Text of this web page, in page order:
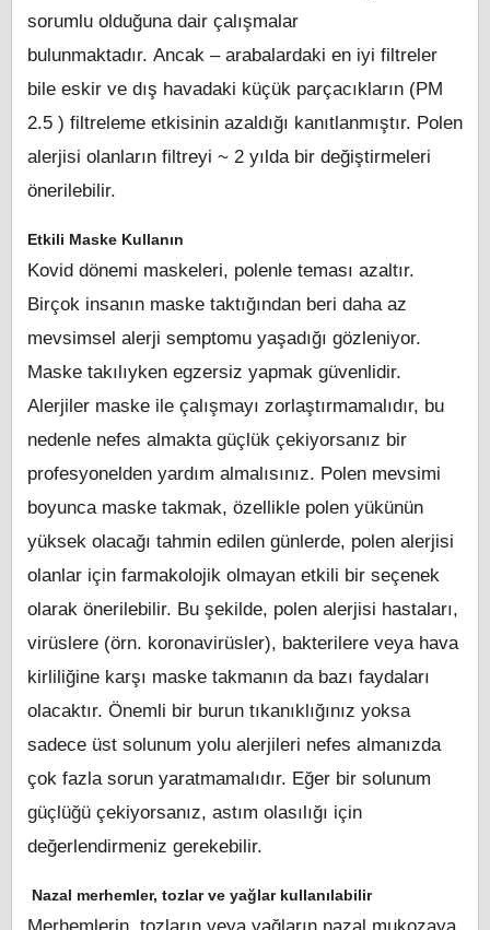
sorumlu olduğuna dair çalışmalar
bulunmaktadır. Ancak – arabalardaki en iyi filtreler
bile eskir ve dış havadaki küçük parçacıkların (PM
2.5 ) filtreleme etkisinin azaldığı kanıtlanmıştır. Polen
alerjisi olanların filtreyi ~ 2 yılda bir değiştirmeleri
önerilebilir.
Etkili Maske Kullanın
Kovid dönemi maskeleri, polenle teması azaltır.
Birçok insanın maske taktığından beri daha az
mevsimsel alerji semptomu yaşadığı gözleniyor.
Maske takılıyken egzersiz yapmak güvenlidir.
Alerjiler maske ile çalışmayı zorlaştırmamalıdır, bu
nedenle nefes almakta güçlük çekiyorsanız bir
profesyonelden yardım almalısınız. Polen mevsimi
boyunca maske takmak, özellikle polen yükünün
yüksek olacağı tahmin edilen günlerde, polen alerjisi
olanlar için farmakolojik olmayan etkili bir seçenek
olarak önerilebilir. Bu şekilde, polen alerjisi hastaları,
virüslere (örn. koronavirüsler), bakterilere veya hava
kirliliğine karşı maske takmanın da bazı faydaları
olacaktır. Önemli bir burun tıkanıklığınız yoksa
sadece üst solunum yolu alerjileri nefes almanızda
çok fazla sorun yaratmamalıdır. Eğer bir solunum
güçlüğü çekiyorsanız, astım olasılığı için
değerlendirmeniz gerekebilir.
Nazal merhemler, tozlar ve yağlar kullanılabilir